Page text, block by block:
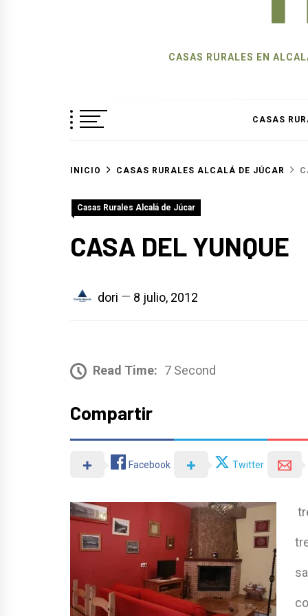
CASAS RURALES EN
CASAS
INICIO CASAS RURALES ALCALÁ DE JÚCAR
Casas Rurales Alcalá de Júcar
CASA DEL YUNQUE
dori 8 julio, 2012
Read Time: 7 Second
Compartir
Facebook Twitter